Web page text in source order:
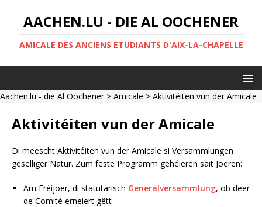
AACHEN.LU - DIE AL OOCHENER
AMICALE DES ANCIENS ETUDIANTS D'AIX-LA-CHAPELLE
Aachen.lu - die Al Oochener> Amicale > Aktivitéiten vun der Amicale
Aktivitéiten vun der Amicale
Di meescht Aktivitéiten vun der Amicale si Versammlungen
geselliger Natur. Zum feste Programm gehéieren säit Joeren:
Am Fréijoer, di statutarisch Generalversammlung, ob deer
de Comité erneiert gëtt